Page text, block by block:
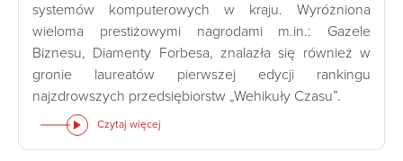
systemów komputerowych w kraju. Wyróżniona
wieloma prestiżowymi nagrodami m.in.: Gazele
Biznesu, Diamenty Forbesa, znalazła się również w
gronie laureatów pierwszej edycji rankingu
najzdrowszych przedsiębiorstw „Wehikuły Czasu”.
Czytaj więcej